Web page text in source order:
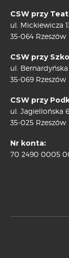
CSW przy
ul. Mickiewicza
35-064 Rzeszów
CSW przy
ul.
35-069 Rzeszów
CSW przy
ul. Jagiellońska 6
35-025 Rzeszów
Nr konta:
70 2490 0005